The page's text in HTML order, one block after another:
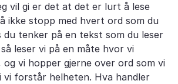
vil gi er det at det er lurt å lese
ikke stopp med hvert ord som du
du tenker på en tekst som du leser
leser vi på en måte hvor vi
vi hopper gjerne over ord som vi
forstår helheten. Hva handler